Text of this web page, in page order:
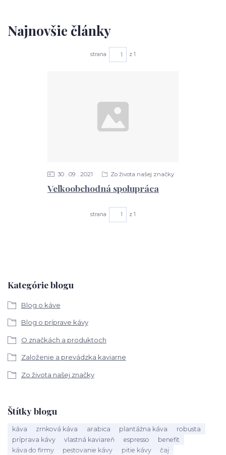
Kategórie blogu
Blog o káve
Blog o príprave kávy
O značkách a produktoch
Založenie a prevádzka kaviarne
Zo života našej značky
Štítky blogu
káva zrnková káva arabica plantážna káva
robusta
príprava kávy
vlastná kaviareň espresso
benefit
káva do firmy
pestovanie kávy pitie kávy
čaj
Najnovšie články
strana z 1
Veľkoobchodná spolupráca
30 09 2021 Zo života našej značky
strana z 1